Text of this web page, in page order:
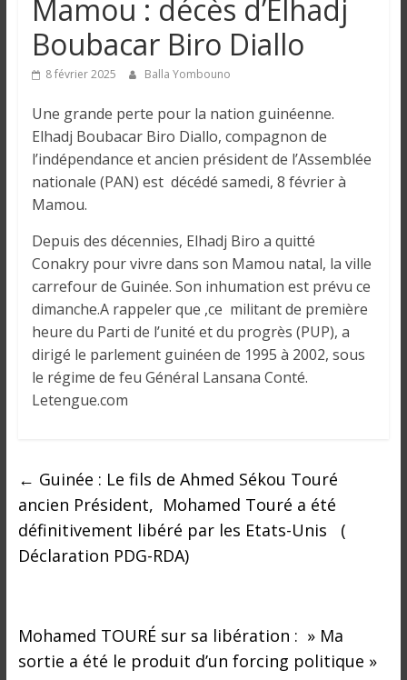
n
g
u
e
n
é
r
e
s
s
Mamou : décès d’Elhadj
Boubacar Biro Diallo
8 février 2025 Balla Yombouno
Une grande perte pour la nation guinéenne.
Elhadj Boubacar Biro Diallo, compagnon de
l’indépendance et ancien président de l’Assemblée
nationale (PAN) est décédé samedi, 8 février à
Mamou.
Depuis des décennies, Elhadj Biro a quitté
Conakry pour vivre dans son Mamou natal, la ville
carrefour de Guinée. Son inhumation est prévu ce
dimanche.A rappeler que ,ce militant de première
heure du Parti de l’unité et du progrès (PUP), a
dirigé le parlement guinéen de 1995 à 2002, sous
le régime de feu Général Lansana Conté.
Letengue.com
← Guinée : Le fils de Ahmed Sékou Touré
ancien Président, Mohamed Touré a été
définitivement libéré par les Etats-Unis (
Déclaration PDG-RDA)
Mohamed TOURÉ sur sa libération : » Ma
sortie a été le produit d’un forcing politique »